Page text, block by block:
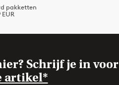
pakketten
Schrijf je in voor
artikel*